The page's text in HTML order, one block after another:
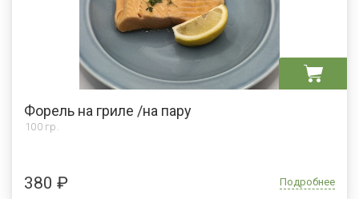
Форель на гриле /на пару
100 гр.
380 ₽ Подробнее